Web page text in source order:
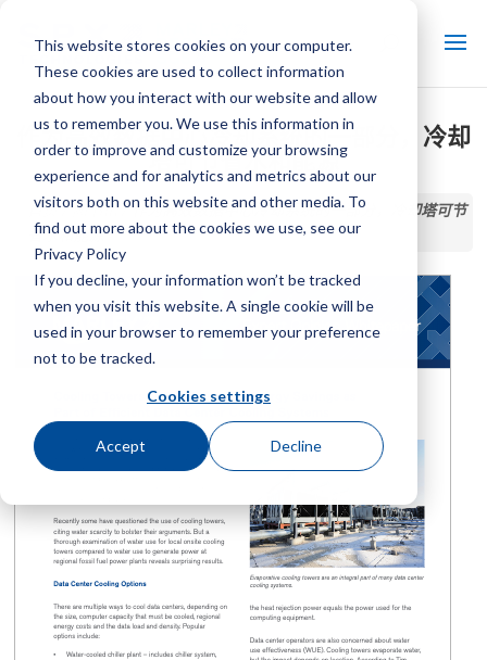
This website stores cookies on your computer.
These cookies are used to collect information
about how you interact with our website and allow
us to remember you. We use this information in
order to improve and customize your browsing
experience and for analytics and metrics about our
visitors both on this website and other media. To
find out more about the cookies we use, see our
Privacy Policy
If you decline, your information won’t be tracked
when you visit this website. A single cookie will be
used in your browser to remember your preference
not to be tracked.
Cookies settings
Accept Decline
作为高效数据中心冷却系统的一部分，冷却
塔可节省水和能源
首页 / 图书馆 /作为高效数据中心冷却系统的一部分，冷却塔可节
省水和能源